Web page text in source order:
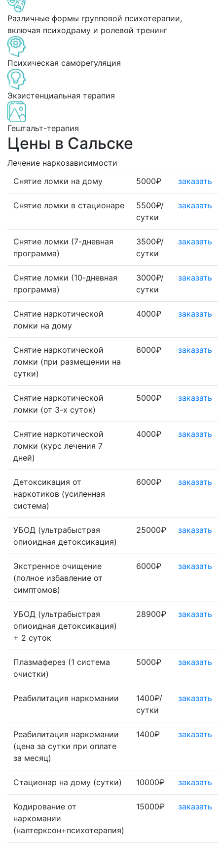
Различные формы групповой психотерапии,
включая психодраму и ролевой тренинг
Психическая саморегуляция
Экзистенциальная терапия
Гештальт-терапия
Цены в Сальске
Лечение наркозависимости
Снятие ломки на дому
5000₽ заказать
Снятие ломки в стационаре
5500₽/
сутки
заказать
Снятие ломки (7-дневная
программа)
3500₽/
сутки
заказать
Снятие ломки (10-дневная
программа)
3000₽/
сутки
заказать
Снятие наркотической
ломки на дому
4000₽ заказать
Снятие наркотической
ломки (при размещении на
сутки)
6000₽ заказать
Снятие наркотической
ломки (от 3-х суток)
5000₽ заказать
Снятие наркотической
ломки (курс лечения 7
дней)
4000₽ заказать
Детоксикация от
наркотиков (усиленная
система)
6000₽ заказать
УБОД (ультрабыстрая
опиоидная детоксикация)
25000₽ заказать
Экстренное очищение
(полное избавление от
симптомов)
6000₽ заказать
УБОД (ультрабыстрая
опиоидная детоксикация)
+ 2 суток
28900₽ заказать
Плазмаферез (1 система
очистки)
5000₽ заказать
Реабилитация наркомании
1400₽/
сутки
заказать
Реабилитация наркомании
(цена за сутки при оплате
за месяц)
1400₽ заказать
Стационар на дому (сутки) 10000₽ заказать
Кодирование от
наркомании
(налтерксон+психотерапия)
15000₽ заказать